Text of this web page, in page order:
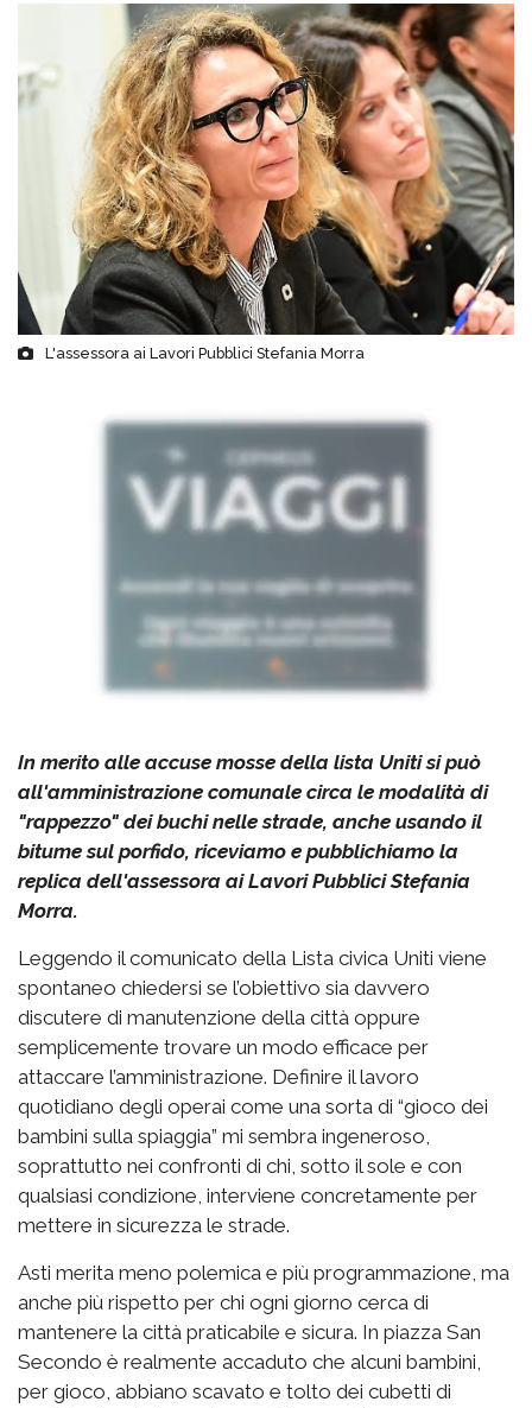
L'assessora ai Lavori Pubblici Stefania Morra
In merito alle accuse mosse della lista Uniti si può
all'amministrazione comunale circa le modalità di
"rappezzo" dei buchi nelle strade, anche usando il
bitume sul porfido, riceviamo e pubblichiamo la
replica dell'assessora ai Lavori Pubblici Stefania
Morra.
Leggendo il comunicato della Lista civica Uniti viene
spontaneo chiedersi se l’obiettivo sia davvero
discutere di manutenzione della città oppure
semplicemente trovare un modo efficace per
attaccare l’amministrazione. Definire il lavoro
quotidiano degli operai come una sorta di “gioco dei
bambini sulla spiaggia” mi sembra ingeneroso,
soprattutto nei confronti di chi, sotto il sole e con
qualsiasi condizione, interviene concretamente per
mettere in sicurezza le strade.
Asti merita meno polemica e più programmazione, ma
anche più rispetto per chi ogni giorno cerca di
mantenere la città praticabile e sicura. In piazza San
Secondo è realmente accaduto che alcuni bambini,
per gioco, abbiano scavato e tolto dei cubetti di